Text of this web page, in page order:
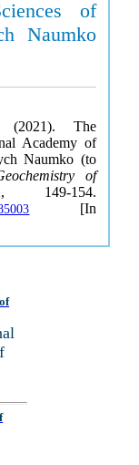
of
Naumko
(2021). The
Academy of
Naumko (to
of
154.
[In